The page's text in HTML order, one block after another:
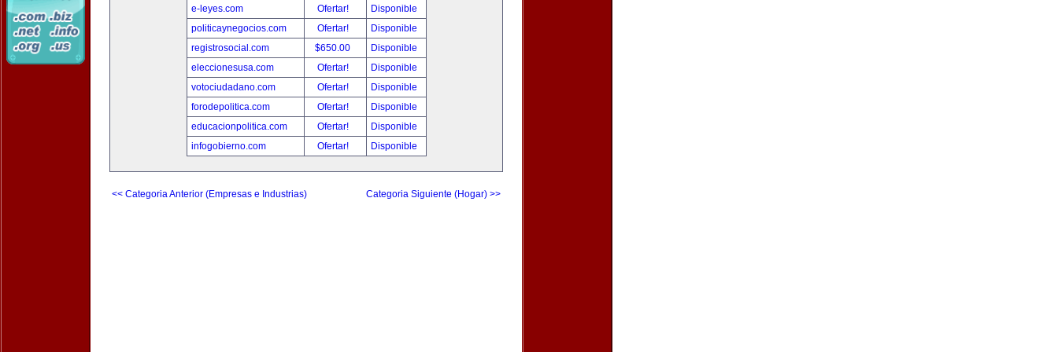
e-leyes.com Ofertar!
Disponible
politicaynegocios.com
Ofertar!
Disponible
registrosocial.com
$650.00
Disponible
eleccionesusa.com
Ofertar!
Disponible
votociudadano.com
Ofertar!
Disponible
forodepolitica.com
Ofertar!
Disponible
educacionpolitica.com
Ofertar!
Disponible
infogobierno.com
Ofertar! Disponible
<< Categoria Anterior (Empresas e Industrias) Categoria Siguiente (Hogar) >>